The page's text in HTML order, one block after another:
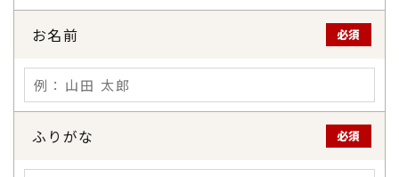
お名前 必須
ふりがな 必須